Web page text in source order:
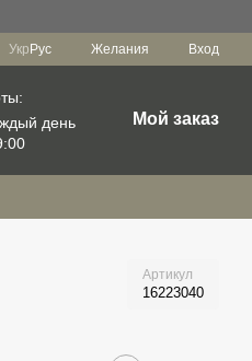
Укр Рус Желания Вход
день
Мой заказ
Артикул
16223040